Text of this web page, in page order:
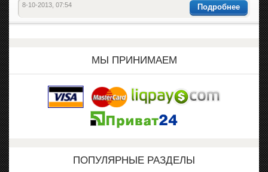
Подробнее
8-10-2013, 07:54
МЫ ПРИНИМАЕМ
ПОПУЛЯРНЫЕ РАЗДЕЛЫ